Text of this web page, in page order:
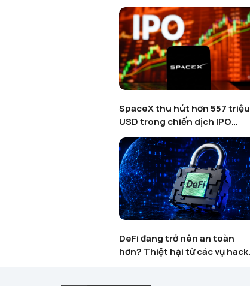
SpaceX thu hút hơn 557 triệu
USD trong chiến dịch IPO
token hoá trên Binance
DeFi đang trở nên an toàn
hơn? Thiệt hại từ các vụ hack